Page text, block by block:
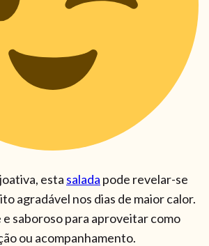
esta salada pode revelar-se
agradável nos dias de maior calor.
e saboroso para aproveitar como
ou acompanhamento.